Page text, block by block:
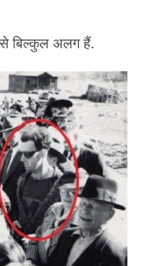
से बिल्कुल अलग हैं.